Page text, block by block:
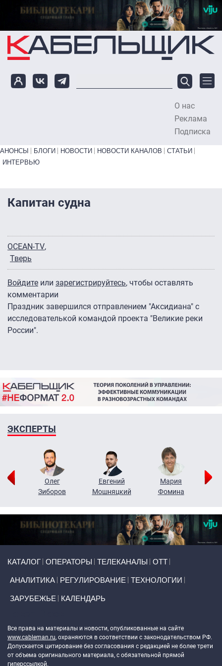
Перейти к основному содержанию
О нас
Реклама
Подписка
Primary links bottom
АНОНСЫ БЛОГИ НОВОСТИ НОВОСТИ КАНАЛОВ
СТАТЬИ
ИНТЕРВЬЮ
Капитан судна
OCEAN-TV
Тверь
Войдите или зарегистрируйтесь, чтобы оставлять
комментарии
Праздник завершился отправлением "Аксидиана" с
исследователькой командой проекта "Великие реки
России".
ЭКСПЕРТЫ
Олег
Зиборов
Евгений
Мошняцкий
Мария
Фомина
КАТАЛОГ ОПЕРАТОРЫ ТЕЛЕКАНАЛЫ ОТТ
АНАЛИТИКА РЕГУЛИРОВАНИЕ ТЕХНОЛОГИИ
ЗАРУБЕЖЬЕ КАЛЕНДАРЬ
Все права на материалы и новости, опубликованные на сайте
www.cableman.ru, охраняются в соответствии с законодательством РФ.
Допускается цитирование без согласования с редакцией не более трети
от объема оригинального материала, с обязательной прямой
гиперссылкой.